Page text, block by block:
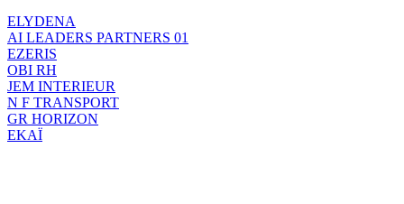
ELYDENA
AI LEADERS PARTNERS 01
EZERIS
OBI RH
JEM INTERIEUR
N F TRANSPORT
GR HORIZON
EKAÏ